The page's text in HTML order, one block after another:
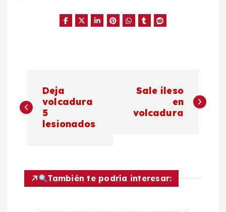
a
g
Deja
volcadura
5
lesionados
Sale ileso
en
volcadura
También te podría interesar: